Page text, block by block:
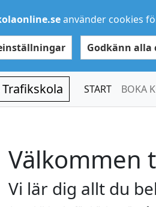
använder cookies
Godkänn alla
Trafikskola START BOKA
Välkommen
Vi lär dig allt du